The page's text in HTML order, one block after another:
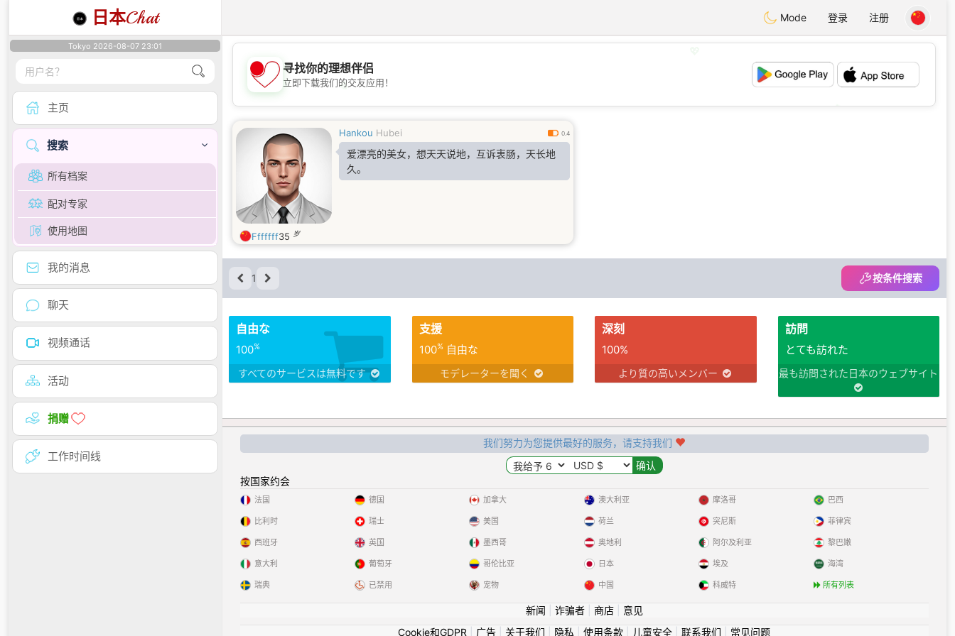
日本Chat Mode 登录 注册
Tokyo 2026-08-07 23:01
主页
搜索
所有档案
配对专家
使用地图
我的消息
聊天
视频通话
活动
捐赠
工作时间线
💖
💕
寻找你的理想伴侣
立即下载我们的交友应用！
Hankou Hubei 0.4
爱漂亮的美女，想天天说地，互诉衷肠，天长地
久。
Fffffff35 岁
1 按条件搜索
自由な
100%
すべてのサービスは無料です
支援
100%自由な
モデレーターを聞く
深刻
100%
より質の高いメンバー
訪問
とても訪れた
最も訪問された日本のウェブサイト
我们努力为您提供最好的服务，请支持我们
按国家约会
法国
比利时
西班牙
意大利
瑞典
德国
瑞士
英国
葡萄牙
已禁用
加拿大
美国
墨西哥
哥伦比亚
宠物
澳大利亚
荷兰
奥地利
日本
中国
摩洛哥
突尼斯
阿尔及利亚
埃及
科威特
巴西
菲律宾
黎巴嫩
海湾
所有列表
新闻 诈骗者| 商店| 意见
Cookie和GDPR
广告 关于我们 隐私 使用条款 儿童安全 联系我们 常见问题